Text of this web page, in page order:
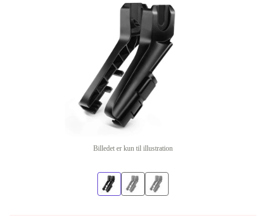
Billedet er kun til illustration